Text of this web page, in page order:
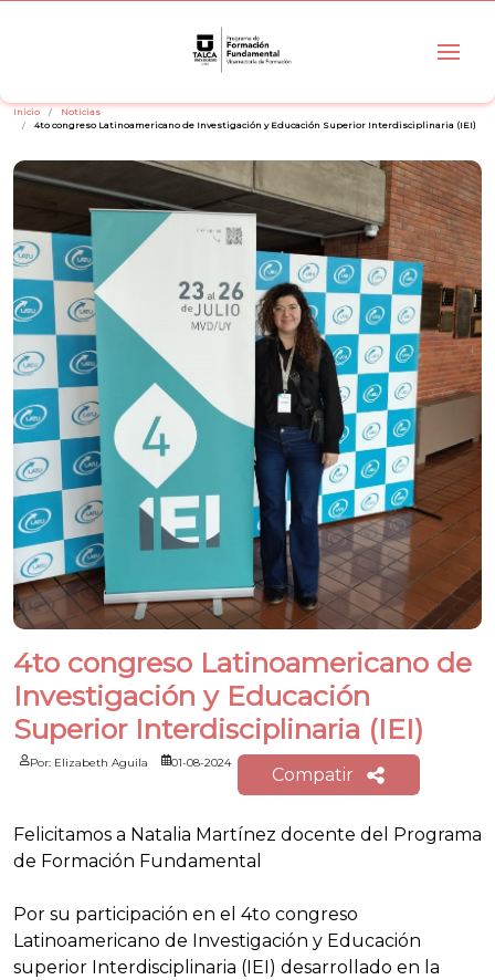
Inicio
Noticias
4to congreso Latinoamericano de Investigación y Educación Superior Interdisciplinaria (IEI)
4to congreso Latinoamericano de
Investigación y Educación
Superior Interdisciplinaria (IEI)
Por: Elizabeth Aguila 01-08-2024
Compatir
Felicitamos a Natalia Martínez docente del Programa
de Formación Fundamental
Por su participación en el 4to congreso
Latinoamericano de Investigación y Educación
superior Interdisciplinaria (IEI) desarrollado en la